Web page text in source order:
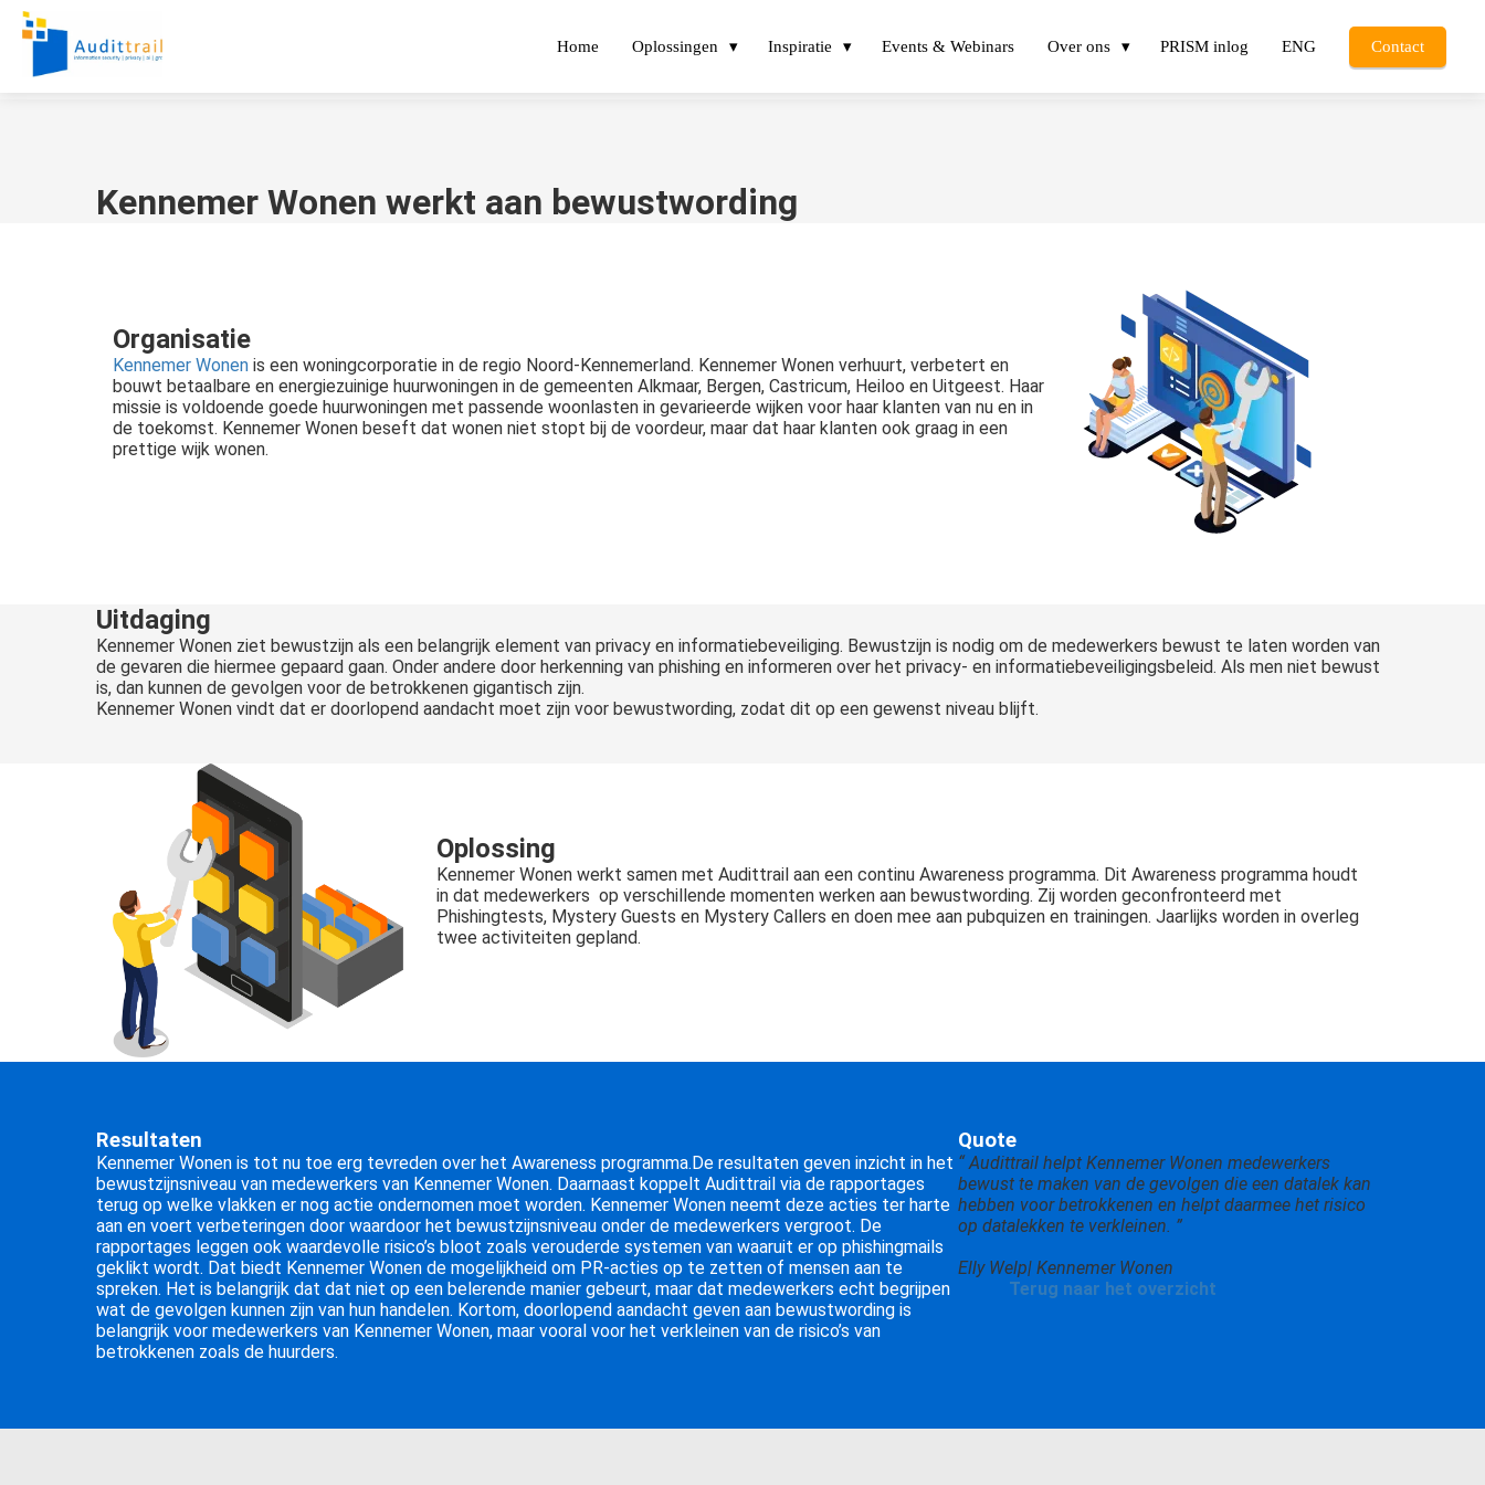
Home Oplossingen Inspiratie Events & Webinars Over ons PRISM inlog ENG Contact
Kennemer Wonen werkt aan bewustwording
Organisatie
Kennemer Wonen is een woningcorporatie in de regio Noord-Kennemerland. Kennemer Wonen verhuurt, verbetert en
bouwt betaalbare en energiezuinige huurwoningen in de gemeenten Alkmaar, Bergen, Castricum, Heiloo en Uitgeest. Haar
missie is voldoende goede huurwoningen met passende woonlasten in gevarieerde wijken voor haar klanten van nu en in
de toekomst. Kennemer Wonen beseft dat wonen niet stopt bij de voordeur, maar dat haar klanten ook graag in een
prettige wijk wonen.
Uitdaging
Kennemer Wonen ziet bewustzijn als een belangrijk element van privacy en informatiebeveiliging. Bewustzijn is nodig om de medewerkers bewust te laten worden van
de gevaren die hiermee gepaard gaan. Onder andere door herkenning van phishing en informeren over het privacy- en informatiebeveiligingsbeleid. Als men niet bewust
is, dan kunnen de gevolgen voor de betrokkenen gigantisch zijn.
Kennemer Wonen vindt dat er doorlopend aandacht moet zijn voor bewustwording, zodat dit op een gewenst niveau blijft.
Oplossing
Kennemer Wonen werkt samen met Audittrail aan een continu Awareness programma. Dit Awareness programma houdt
in dat medewerkers op verschillende momenten werken aan bewustwording. Zij worden geconfronteerd met
Phishingtests, Mystery Guests en Mystery Callers en doen mee aan pubquizen en trainingen. Jaarlijks worden in overleg
twee activiteiten gepland.
Resultaten
Kennemer Wonen is tot nu toe erg tevreden over het Awareness programma.De resultaten geven inzicht in het
bewustzijnsniveau van medewerkers van Kennemer Wonen. Daarnaast koppelt Audittrail via de rapportages
terug op welke vlakken er nog actie ondernomen moet worden. Kennemer Wonen neemt deze acties ter harte
aan en voert verbeteringen door waardoor het bewustzijnsniveau onder de medewerkers vergroot. De
rapportages leggen ook waardevolle risico’s bloot zoals verouderde systemen van waaruit er op phishingmails
geklikt wordt. Dat biedt Kennemer Wonen de mogelijkheid om PR-acties op te zetten of mensen aan te
spreken. Het is belangrijk dat dat niet op een belerende manier gebeurt, maar dat medewerkers echt begrijpen
wat de gevolgen kunnen zijn van hun handelen. Kortom, doorlopend aandacht geven aan bewustwording is
belangrijk voor medewerkers van Kennemer Wonen, maar vooral voor het verkleinen van de risico’s van
betrokkenen zoals de huurders.
Quote
“ Audittrail helpt Kennemer Wonen medewerkers
bewust te maken van de gevolgen die een datalek kan
hebben voor betrokkenen en helpt daarmee het risico
op datalekken te verkleinen. ”
Elly Welp| Kennemer Wonen
Terug naar het overzicht